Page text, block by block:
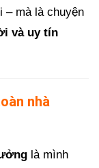
– mà là chuyện
và uy tín
nhà
là mình